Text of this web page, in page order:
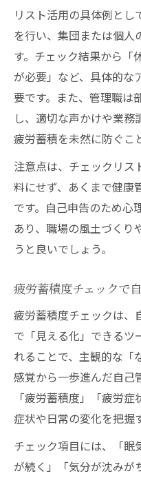
リスト活用の具体例とし
を行い、集団または個人
す。チェック結果から「
が必要」など、具体的な
要です。また、管理職は
し、適切な声かけや業
疲労蓄積を未然に防ぐこ
注意点は、チェックリス
料にせず、あくまで健康
です。自己申告のため心
あり、職場の風土づくり
うと良いでしょう。
疲労蓄積度チェックで
疲労蓄積度チェックは、
で「見える化」できるツ
れることで、主観的な「
感覚から一歩進んだ自己
「疲労蓄積度」「疲労
症状や日常の変化を把握
チェック項目には、「眠
が続く」「気分が沈みが